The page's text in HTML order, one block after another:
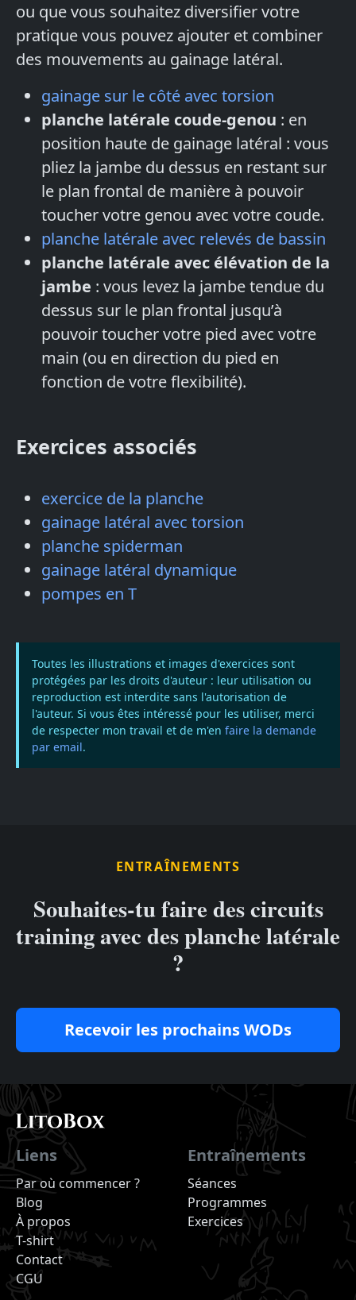
ou que vous souhaitez diversifier votre
pratique vous pouvez ajouter et combiner
des mouvements au gainage latéral.
gainage sur le côté avec torsion
planche latérale coude-genou : en
position haute de gainage latéral : vous
pliez la jambe du dessus en restant sur
le plan frontal de manière à pouvoir
toucher votre genou avec votre coude.
planche latérale avec relevés de bassin
planche latérale avec élévation de la
jambe : vous levez la jambe tendue du
dessus sur le plan frontal jusqu’à
pouvoir toucher votre pied avec votre
main (ou en direction du pied en
fonction de votre flexibilité).
Exercices associés
exercice de la planche
gainage latéral avec torsion
planche spiderman
gainage latéral dynamique
pompes en T
Toutes les illustrations et images d'exercices sont
protégées par les droits d'auteur : leur utilisation ou
reproduction est interdite sans l'autorisation de
l'auteur. Si vous êtes intéressé pour les utiliser, merci
de respecter mon travail et de m'en faire la demande
par email.
ENTRAÎNEMENTS
Souhaites-tu faire des circuits
training avec des planche latérale
?
Recevoir les prochains WODs
Liens
Par où commencer ?
Blog
À propos
T-shirt
Contact
CGU
Entraînements
Séances
Programmes
Exercices